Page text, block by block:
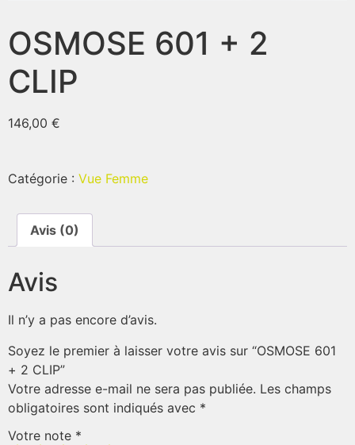
OSMOSE 601 + 2
CLIP
146,00 €
Catégorie : Vue Femme
Avis (0)
Avis
Il n’y a pas encore d’avis.
Soyez le premier à laisser votre avis sur “OSMOSE 601
+ 2 CLIP”
Votre adresse e-mail ne sera pas publiée. Les champs
obligatoires sont indiqués avec *
Votre note *